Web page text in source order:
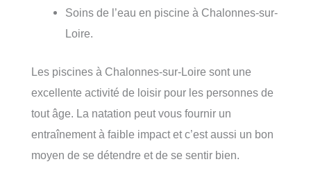
Soins de l’eau en piscine à Chalonnes-sur-
Loire.
Les piscines à Chalonnes-sur-Loire sont une
excellente activité de loisir pour les personnes de
tout âge. La natation peut vous fournir un
entraînement à faible impact et c’est aussi un bon
moyen de se détendre et de se sentir bien.